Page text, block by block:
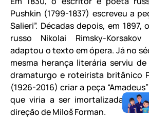
Pushkin (1799-1837) escreveu a
Salieri”. Décadas depois, em
russo Nikolai Rimsky-Korsakov
adaptou o texto em ópera. Já no
mesma herança literária serviu
dramaturgo e roteirista britânico
(1926-2016) criar a peça
que viria a ser imortalizada no
direção de Miloš Forman.